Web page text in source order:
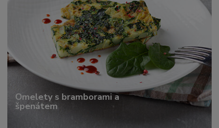
Omelety s bramborami a
špenátem